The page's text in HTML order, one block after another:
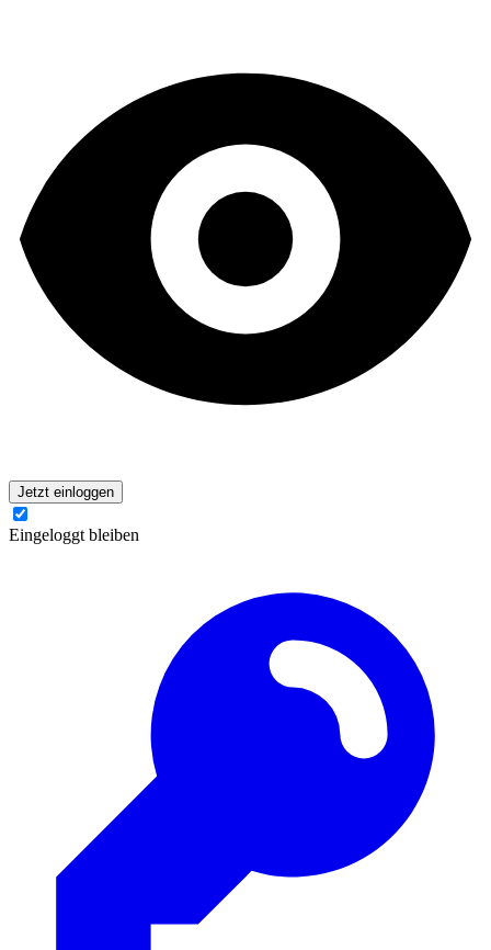
Jetzt einloggen
Eingeloggt bleiben